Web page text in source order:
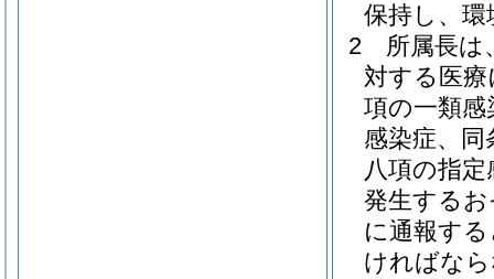
保持し、
2
所属長は
対する医
項の一類感
感染症、
八項の指
発生する
に通報す
ければな